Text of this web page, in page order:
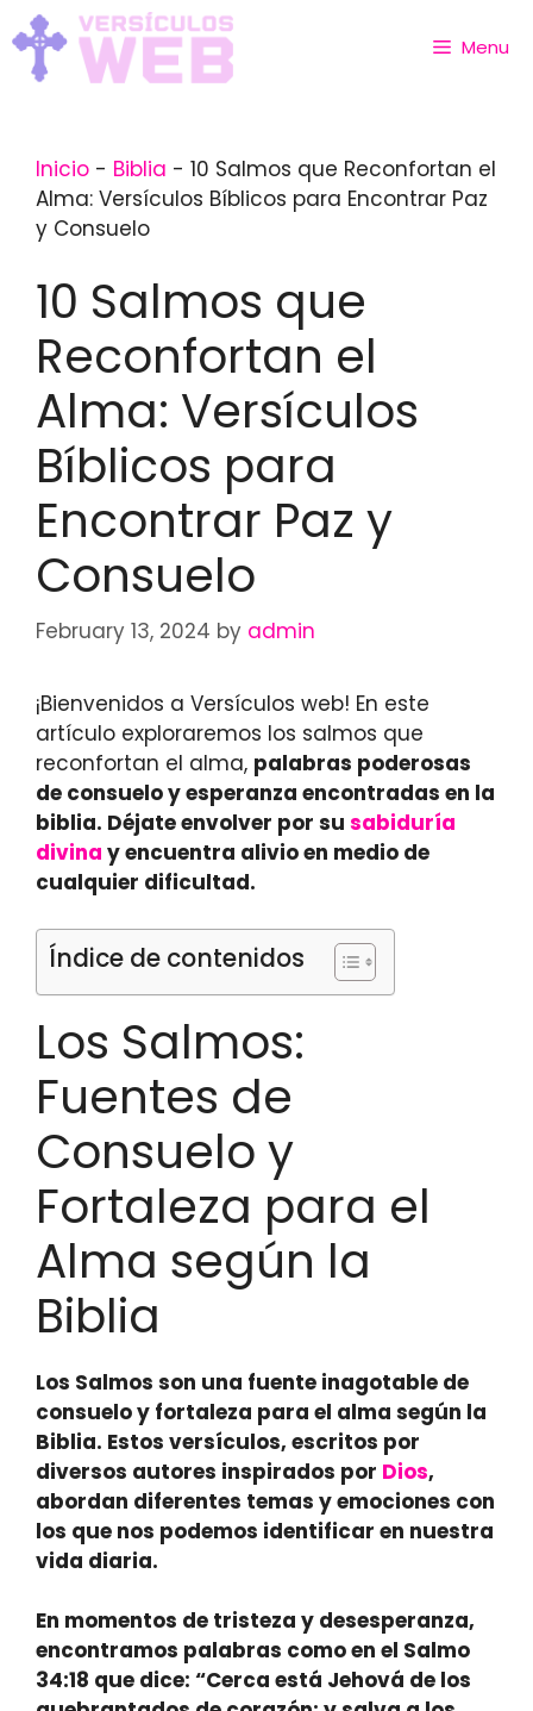
Skip
to
content
Menu
Inicio - Biblia - 10 Salmos que Reconfortan el
Alma: Versículos Bíblicos para Encontrar Paz
y Consuelo
10 Salmos que
Reconfortan el
Alma: Versículos
Bíblicos para
Encontrar Paz y
Consuelo
February 13, 2024 by admin
¡Bienvenidos a Versículos web! En este
artículo exploraremos los salmos que
reconfortan el alma, palabras poderosas
de consuelo y esperanza encontradas en la
biblia. Déjate envolver por su sabiduría
divina y encuentra alivio en medio de
cualquier dificultad.
Índice de contenidos
Los Salmos:
Fuentes de
Consuelo y
Fortaleza para el
Alma según la
Biblia
Los Salmos son una fuente inagotable de
consuelo y fortaleza para el alma según la
Biblia. Estos versículos, escritos por
diversos autores inspirados por Dios,
abordan diferentes temas y emociones con
los que nos podemos identificar en nuestra
vida diaria.
En momentos de tristeza y desesperanza,
encontramos palabras como en el Salmo
34:18 que dice: “Cerca está Jehová de los